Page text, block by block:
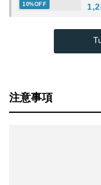
10%OFF
注意事項